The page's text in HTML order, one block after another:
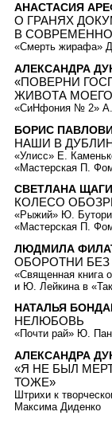
АНАСТАСИЯ
О ГРАНЯХ
В
«Смерть жирафа»
АЛЕКСАНДРА
«ПОВЕРНИ
ЖИВОТА
«СиНфония № 2» А.
БОРИС
НАШИ В
«Улисс» Е.
«Мастерская П.
СВЕТЛАНА
КОЛЕСО
«Рыжий» Ю.
«Мастерская П.
ЛЮДМИЛА
ОБОРОТНИ БЕЗ
«Священная книга
и Ю. Лейкина в
НАТАЛЬЯ
НЕЛЮБОВЬ
«Почти рай» Ю.
АЛЕКСАНДРА
«Я НЕ БЫЛ
ТОЖЕ»
Штрихи к
Максима Диденко